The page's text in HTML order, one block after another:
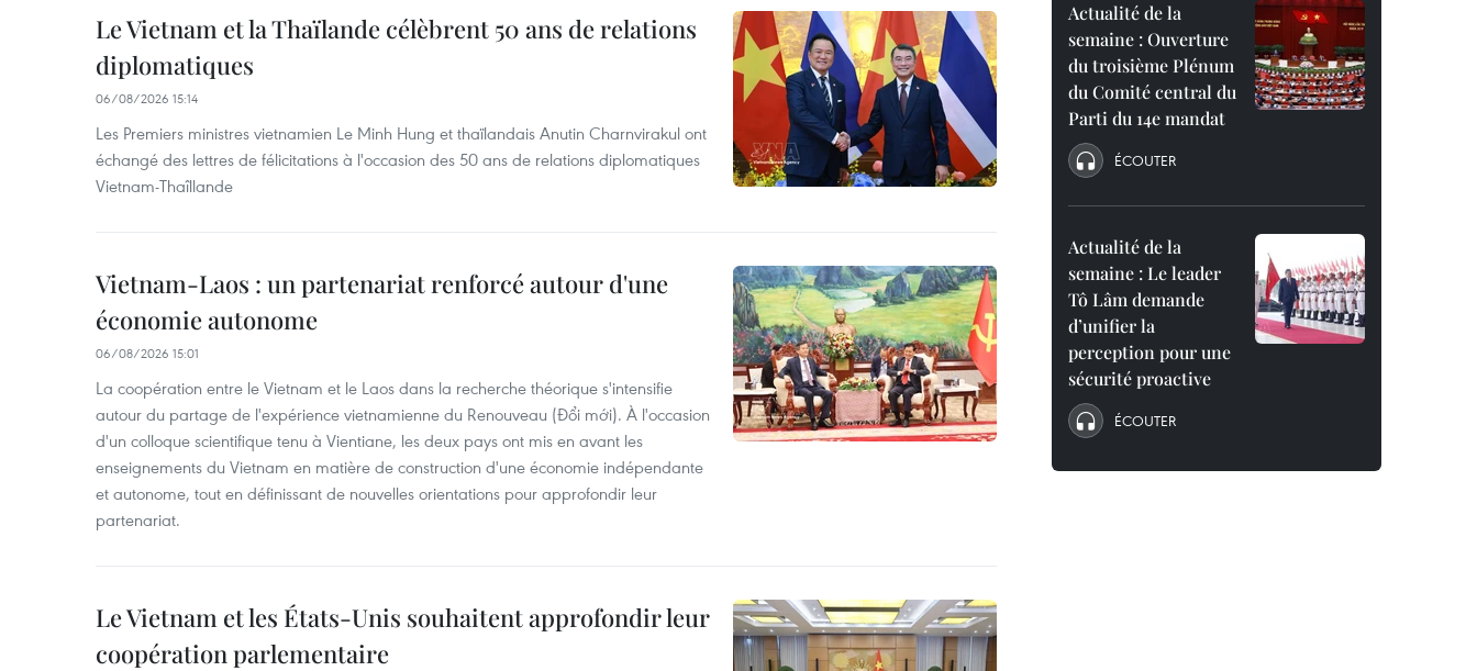
Le Vietnam et la Thaïlande célèbrent 50 ans de relations
diplomatiques
06/08/2026 15:14
Les Premiers ministres vietnamien Le Minh Hung et thaïlandais Anutin Charnvirakul ont
échangé des lettres de félicitations à l'occasion des 50 ans de relations diplomatiques
Vietnam-Thaîllande
Vietnam-Laos : un partenariat renforcé autour d'une
économie autonome
06/08/2026 15:01
La coopération entre le Vietnam et le Laos dans la recherche théorique s'intensifie
autour du partage de l'expérience vietnamienne du Renouveau (Đổi mới). À l'occasion
d'un colloque scientifique tenu à Vientiane, les deux pays ont mis en avant les
enseignements du Vietnam en matière de construction d'une économie indépendante
et autonome, tout en définissant de nouvelles orientations pour approfondir leur
partenariat.
Le Vietnam et les États-Unis souhaitent approfondir leur
coopération parlementaire
Actualité de la
semaine : Ouverture
du troisième Plénum
du Comité central du
Parti du 14e mandat
ÉCOUTER
Actualité de la
semaine : Le leader
Tô Lâm demande
d’unifier la
perception pour une
sécurité proactive
ÉCOUTER